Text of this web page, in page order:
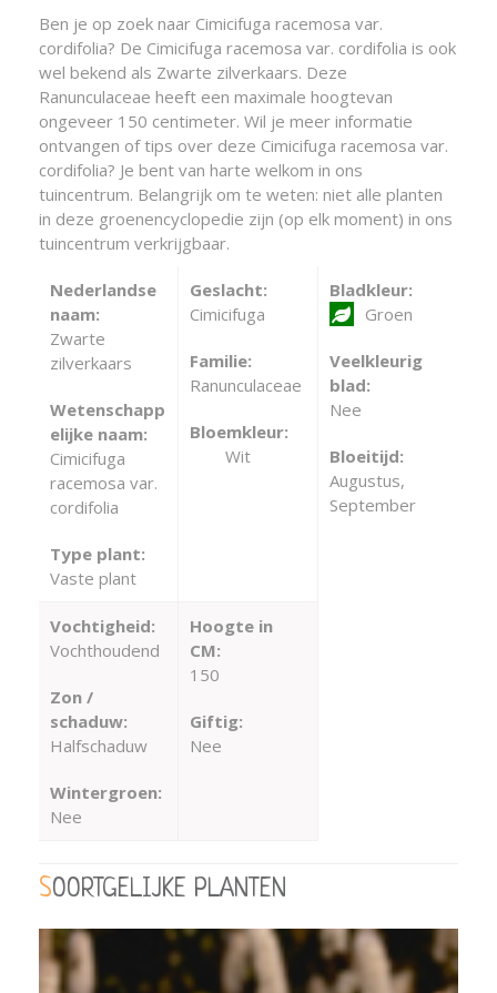
Ben je op zoek naar Cimicifuga racemosa var.
cordifolia? De Cimicifuga racemosa var. cordifolia is ook
wel bekend als Zwarte zilverkaars. Deze
Ranunculaceae heeft een maximale hoogtevan
ongeveer 150 centimeter. Wil je meer informatie
ontvangen of tips over deze Cimicifuga racemosa var.
cordifolia? Je bent van harte welkom in ons
tuincentrum. Belangrijk om te weten: niet alle planten
in deze groenencyclopedie zijn (op elk moment) in ons
tuincentrum verkrijgbaar.
Nederlandse
naam:
Zwarte
zilverkaars
Wetenschapp
elijke naam:
Cimicifuga
racemosa var.
cordifolia
Type plant:
Vaste plant
Geslacht:
Cimicifuga
Familie:
Ranunculaceae
Bloemkleur:
Wit
Bladkleur:
Groen
Veelkleurig
blad:
Nee
Bloeitijd:
Augustus,
September
Vochtigheid:
Vochthoudend
Zon /
schaduw:
Halfschaduw
Wintergroen:
Nee
Hoogte in
CM:
150
Giftig:
Nee
SOORTGELIJKE PLANTEN